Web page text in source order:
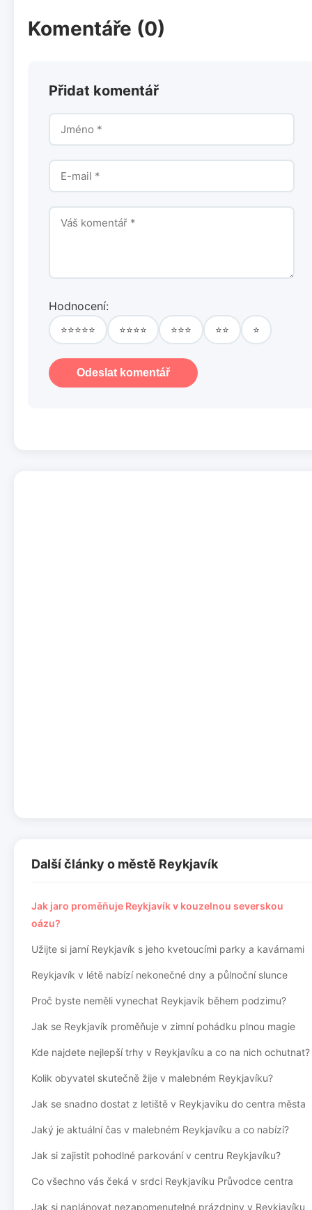
Komentáře (0)
Přidat komentář
Hodnocení:
⭐⭐⭐⭐⭐ ⭐⭐⭐⭐ ⭐⭐⭐ ⭐⭐ ⭐
Odeslat komentář
Další články o městě Reykjavík
Jak jaro proměňuje Reykjavík v kouzelnou severskou
oázu?
Užijte si jarní Reykjavík s jeho kvetoucími parky a kavárnami
Reykjavík v létě nabízí nekonečné dny a půlnoční slunce
Proč byste neměli vynechat Reykjavík během podzimu?
Jak se Reykjavík proměňuje v zimní pohádku plnou magie
Kde najdete nejlepší trhy v Reykjavíku a co na nich ochutnat?
Kolik obyvatel skutečně žije v malebném Reykjavíku?
Jak se snadno dostat z letiště v Reykjavíku do centra města
Jaký je aktuální čas v malebném Reykjavíku a co nabízí?
Jak si zajistit pohodlné parkování v centru Reykjavíku?
Co všechno vás čeká v srdci Reykjavíku Průvodce centra
Jak si naplánovat nezapomenutelné prázdniny v Reykjavíku